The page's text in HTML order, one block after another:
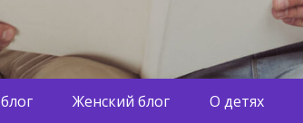
Женский блог О детях